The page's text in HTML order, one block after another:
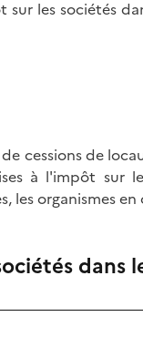
les sociétés
cessions de
à l'impôt sur
les organismes
dans